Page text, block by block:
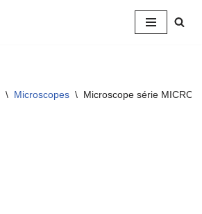
\ Microscopes \ Microscope série